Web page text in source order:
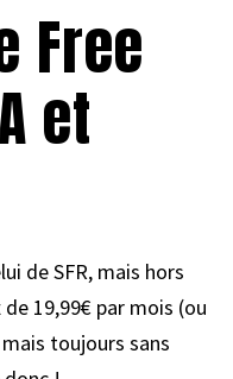
Free
et
de SFR, mais hors
19,99€ par mois (ou
toujours sans